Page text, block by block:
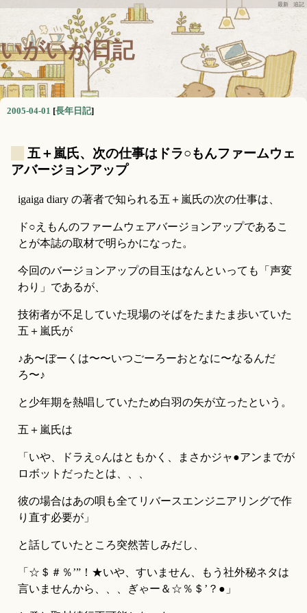
最新 追記
いがいが日記
2005-04-01 [長年日記]
五＋嵐氏、次の仕事はドラ○もんファームウェ
アバージョンアップ
igaiga diary の著者で知られる五＋嵐氏の次の仕事は、
ド○えもんのファームウェアバージョンアップであるこ
とが本誌の取材で明らかになった。
今回のバージョンアップの目玉はなんといっても「声変
わり」であるが、
技術者が不足していた現場のそばをたまたま歩いていた
五＋嵐氏が
♪あ〜ぼーくは〜〜いつごーろーおとなに〜なるんだ
ろ〜♪
と少年期を熱唱していたため白羽の矢が立ったという。
五＋嵐氏は
「いや、ドラえ○んはともかく、まさかジャ●アンまでが
ロボットだったとは、、、
彼の場合はあの唄も全てリバースエンジニアリングで作
り直す必要が」
と話していたところ突然苦しみだし、
「☆＄＃％’”！★いや、すいません、もう社外秘ネタは
言いませんから、、、ぎゃー＆☆％＄’？●」